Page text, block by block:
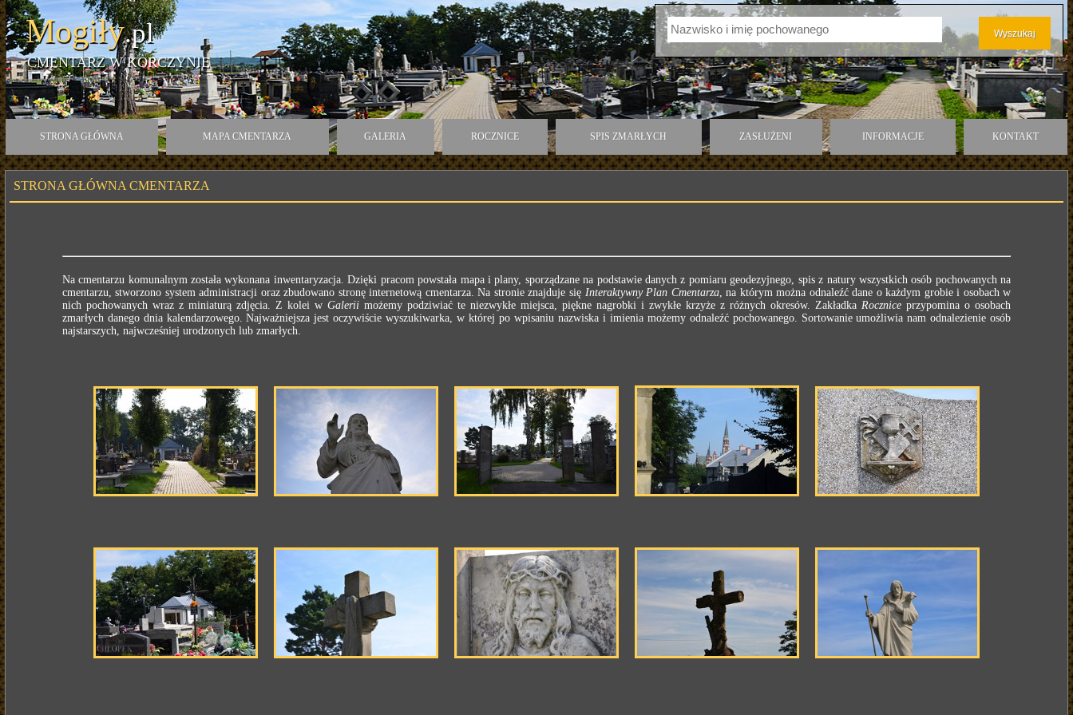
Mogiły.pl
CMENTARZ W KORCZYNIE
STRONA GŁÓWNA MAPA CMENTARZA GALERIA ROCZNICE SPIS ZMARŁYCH ZASŁUŻENI INFORMACJE KONTAKT
STRONA GŁÓWNA CMENTARZA
Na cmentarzu komunalnym została wykonana inwentaryzacja. Dzięki pracom powstała mapa i plany, sporządzane na podstawie danych z pomiaru geodezyjnego, spis z natury wszystkich osób pochowanych na
cmentarzu, stworzono system administracji oraz zbudowano stronę internetową cmentarza. Na stronie znajduje się Interaktywny Plan Cmentarza, na którym można odnaleźć dane o każdym grobie i osobach w
nich pochowanych wraz z miniaturą zdjęcia. Z kolei w Galeriimożemy podziwiać te niezwykłe miejsca, piękne nagrobki i zwykłe krzyże z różnych okresów. ZakładkaRocznice przypomina o osobach
zmarłych danego dnia kalendarzowego. Najważniejsza jest oczywiście wyszukiwarka, w której po wpisaniu nazwiska i imienia możemy odnaleźć pochowanego. Sortowanie umożliwia nam odnalezienie osób
najstarszych, najwcześniej urodzonych lub zmarłych.